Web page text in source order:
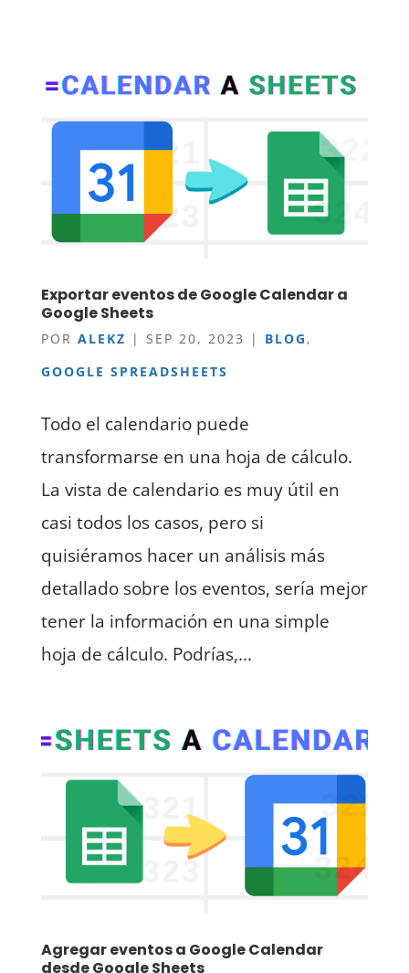
Exportar eventos de Google Calendar a
Google Sheets
POR ALEKZ | SEP 20, 2023 | BLOG ,
GOOGLE SPREADSHEETS
Todo el calendario puede
transformarse en una hoja de cálculo.
La vista de calendario es muy útil en
casi todos los casos, pero si
quisiéramos hacer un análisis más
detallado sobre los eventos, sería mejor
tener la información en una simple
hoja de cálculo. Podrías,...
Agregar eventos a Google Calendar
desde Google Sheets